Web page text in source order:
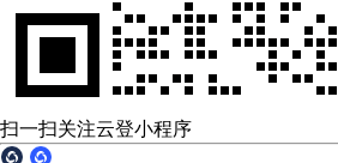
扫一扫关注云登小程序